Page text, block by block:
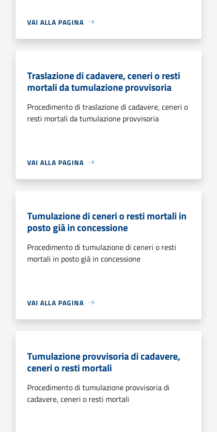
VAI ALLA PAGINA
Traslazione di cadavere, ceneri o resti
mortali da tumulazione provvisoria
Procedimento di traslazione di cadavere, ceneri o
resti mortali da tumulazione provvisoria
VAI ALLA PAGINA
Tumulazione di ceneri o resti mortali in
posto già in concessione
Procedimento di tumulazione di ceneri o resti
mortali in posto già in concessione
VAI ALLA PAGINA
Tumulazione provvisoria di cadavere,
ceneri o resti mortali
Procedimento di tumulazione provvisoria di
cadavere, ceneri o resti mortali